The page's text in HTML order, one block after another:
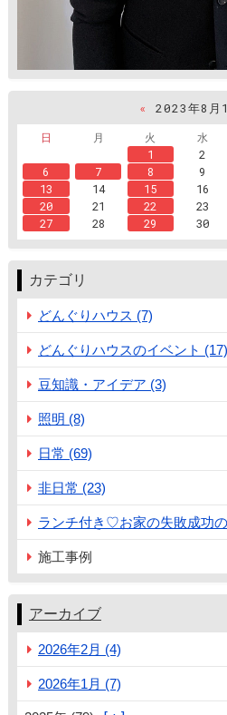
« 2023年8月
日
月 火 水
1
2
6
7 8 9
13
14 15 16
20
21 22 23
27
28 29 30
カテゴリ
どんぐりハウス (7)
どんぐりハウスのイベント (17)
豆知識・アイデア (3)
照明 (8)
日常 (69)
非日常 (23)
ランチ付き♡お家の失敗成功
施工事例
アーカイブ
2026年2月 (4)
2026年1月 (7)